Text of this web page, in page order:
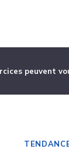
peuvent